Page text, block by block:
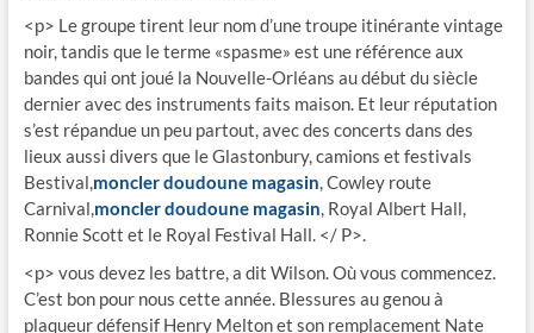
<p> Le groupe tirent leur nom d’une troupe itinérante vintage
noir, tandis que le terme «spasme» est une référence aux
bandes qui ont joué la Nouvelle-Orléans au début du siècle
dernier avec des instruments faits maison. Et leur réputation
s’est répandue un peu partout, avec des concerts dans des
lieux aussi divers que le Glastonbury, camions et festivals
Bestival,moncler doudoune magasin, Cowley route
Carnival,moncler doudoune magasin, Royal Albert Hall,
Ronnie Scott et le Royal Festival Hall. </ P>.
<p> vous devez les battre, a dit Wilson. Où vous commencez.
C’est bon pour nous cette année. Blessures au genou à
plaqueur défensif Henry Melton et son remplacement Nate